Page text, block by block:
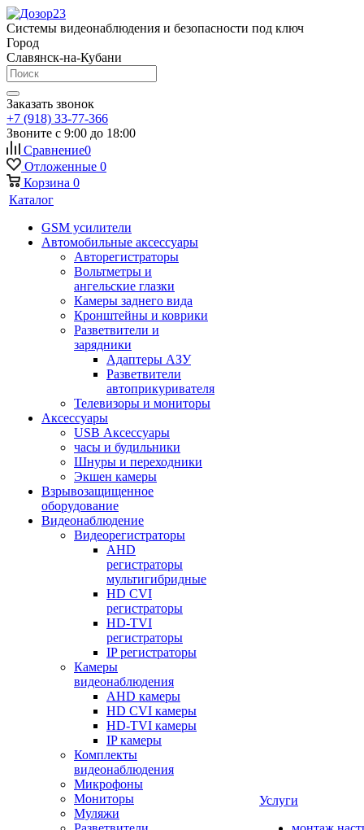
Системы видеонаблюдения и безопасности под ключ
Город
Славянск-на-Кубани
Заказать звонок
+7 (918) 33-77-366
Звоните с 9:00 до 18:00
Сравнение0
Отложенные 0
Корзина 0
Каталог
GSM усилители
Автомобильные аксессуары
Авторегистраторы
Вольтметры и
ангельские глазки
Камеры заднего вида
Кронштейны и коврики
Разветвители и
зарядники
Адаптеры АЗУ
Разветвители
автоприкуривателя
Телевизоры и мониторы
Аксессуары
USB Аксессуары
часы и будильники
Шнуры и переходники
Экшен камеры
Взрывозащищенное
оборудование
Видеонаблюдение
Видеорегистраторы
AHD
регистраторы
мультигибридные
HD CVI
регистраторы
HD-TVI
регистраторы
IP регистраторы
Камеры
видеонаблюдения
AHD камеры
HD CVI камеры
HD-TVI камеры
IP камеры
Комплекты
видеонаблюдения
Микрофоны
Мониторы
Муляжи
Услуги